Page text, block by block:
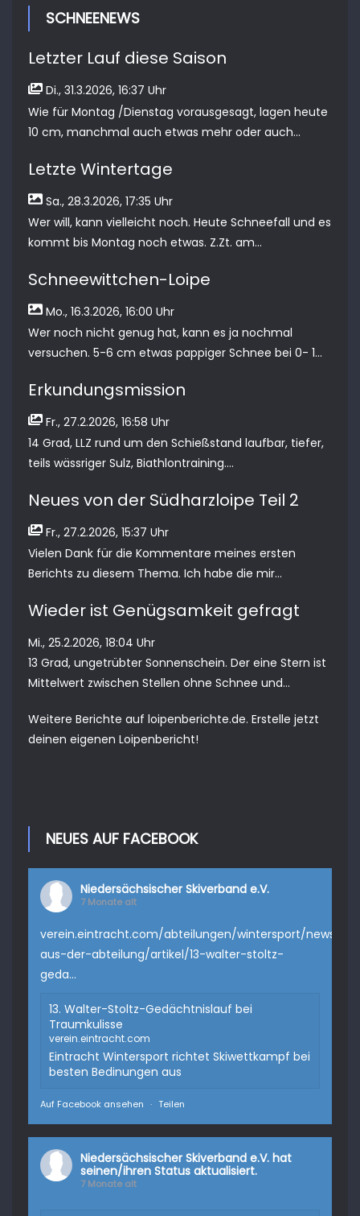
SCHNEENEWS
Letzter Lauf diese Saison
Di., 31.3.2026, 16:37 Uhr
Wie für Montag /Dienstag vorausgesagt, lagen heute
10 cm, manchmal auch etwas mehr oder auch...
Letzte Wintertage
Sa., 28.3.2026, 17:35 Uhr
Wer will, kann vielleicht noch. Heute Schneefall und es
kommt bis Montag noch etwas. Z.Zt. am...
Schneewittchen-Loipe
Mo., 16.3.2026, 16:00 Uhr
Wer noch nicht genug hat, kann es ja nochmal
versuchen. 5-6 cm etwas pappiger Schnee bei 0- 1...
Erkundungsmission
Fr., 27.2.2026, 16:58 Uhr
14 Grad, LLZ rund um den Schießstand laufbar, tiefer,
teils wässriger Sulz, Biathlontraining....
Neues von der Südharzloipe Teil 2
Fr., 27.2.2026, 15:37 Uhr
Vielen Dank für die Kommentare meines ersten
Berichts zu diesem Thema. Ich habe die mir...
Wieder ist Genügsamkeit gefragt
Mi., 25.2.2026, 18:04 Uhr
13 Grad, ungetrübter Sonnenschein. Der eine Stern ist
Mittelwert zwischen Stellen ohne Schnee und...
Weitere Berichte aufloipenberichte.de. Erstelle jetzt
deinen eigenen Loipenbericht!
NEUES AUF FACEBOOK
Niedersächsischer Skiverband e.V.
7 Monate alt
verein.eintracht.com/abteilungen/wintersport/news-
aus-der-abteilung/artikel/13-walter-stoltz-
geda...
13. Walter-Stoltz-Gedächtnislauf bei
Traumkulisse
verein.eintracht.com
Eintracht Wintersport richtet Skiwettkampf bei
besten Bedinungen aus
Auf Facebook ansehen · Teilen
Niedersächsischer Skiverband e.V. hat
seinen/ihren Status aktualisiert.
7 Monate alt